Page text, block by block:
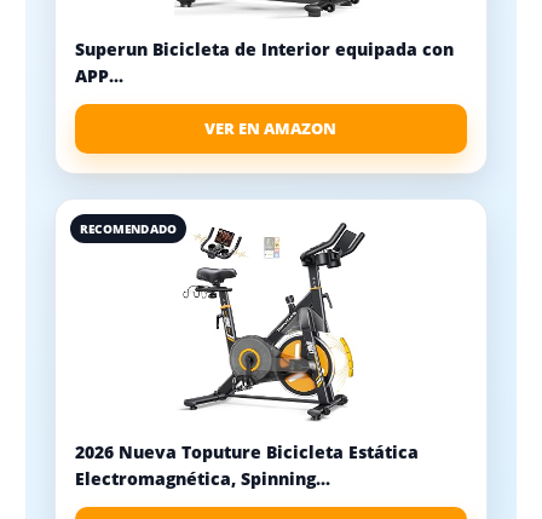
Superun Bicicleta de Interior equipada con
APP...
VER EN AMAZON
RECOMENDADO
2026 Nueva Toputure Bicicleta Estática
Electromagnética, Spinning...